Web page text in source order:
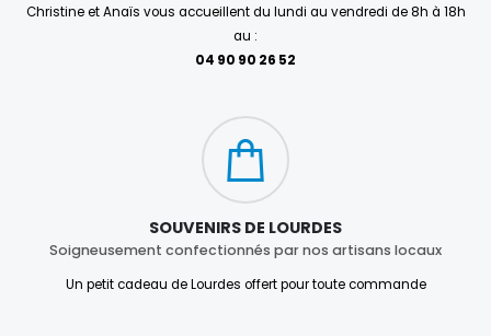
Christine et Anaïs vous accueillent du lundi au vendredi de 8h à 18h
au :
04 90 90 26 52
SOUVENIRS DE LOURDES
Soigneusement confectionnés par nos artisans locaux
Un petit cadeau de Lourdes offert pour toute commande